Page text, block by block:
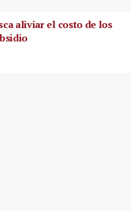
aliviar el costo de los